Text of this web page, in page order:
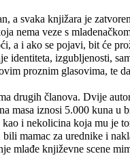
a svaka knjižara je
nema veze s
a i ako se pojavi, bit će
identiteta, izgubljenosti,
proznim glasovima, te
drugih članova. Dvije
masa iznosi 5.000 kuna u
i nekolicina koja mu je
mamac za urednike i
mlađe književne scene